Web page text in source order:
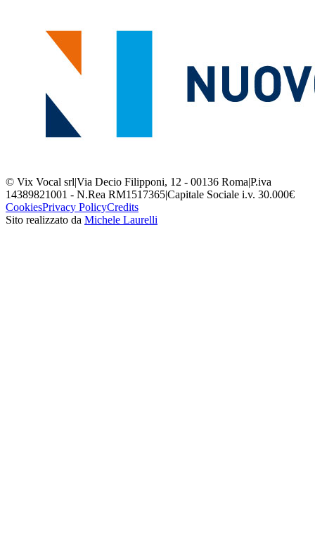
© Vix Vocal srl|Via Decio Filipponi, 12 - 00136 Roma|P.iva
14389821001 - N.Rea RM1517365|Capitale Sociale i.v. 30.000€
CookiesPrivacy PolicyCredits
Sito realizzato da Michele Laurelli